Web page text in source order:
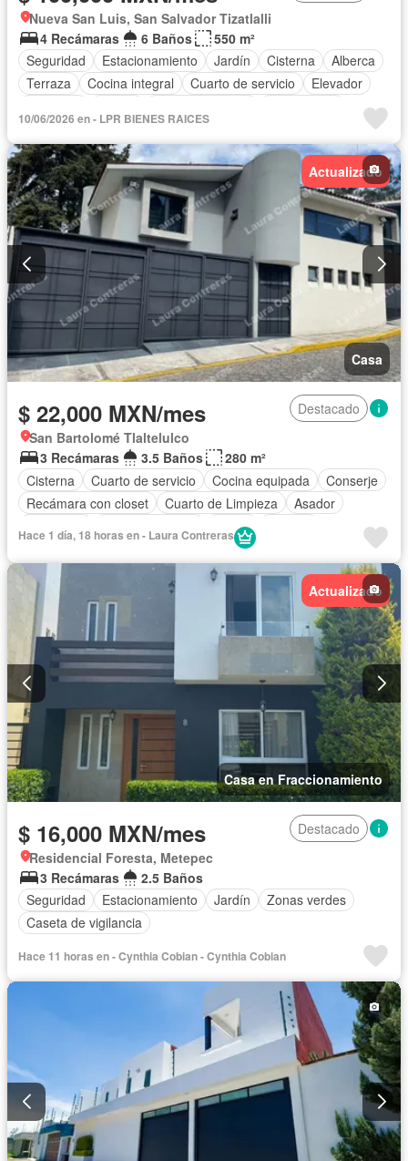
Nueva San Luis, San Salvador Tizatlalli
4 Recámaras
6 Baños
550 m²
Seguridad
Estacionamiento Jardín Cisterna
Alberca
Terraza
Cocina integral Cuarto de servicio
Elevador
Sala polivalente
Internet
Bodega
Circuito cerrado de televisión
Jacuzzi
Agua
Cuarto de Limpieza
Cancha de tenis
Televisión por cable
Gas natural
Asador Chimenea
Zonas verdes
Despacho
Vista panorámica
Recámara con closet
Caseta de vigilancia
Sauna Conserje
Permite mascotas
Permite niños
Solo familias
Completamente amueblado
10/06/2026 en - LPR BIENES RAICES
Actualizado
Casa
$ 22,000 MXN/mes
Destacado
San Bartolomé Tlaltelulco
3 Recámaras
3.5 Baños
280 m²
Cisterna
Cuarto de servicio Cocina equipada
Conserje
Recámara con closet
Cuarto de Limpieza
Asador
Jardín
Permite mascotas
Permite niños
Solo familias Sin amueblar
Hace 1 día, 18 horas en - Laura Contreras
Actualizado
Casa en Fraccionamiento
$ 16,000 MXN/mes
Destacado
Residencial Foresta, Metepec
3 Recámaras
2.5 Baños
Seguridad
Estacionamiento Jardín
Zonas verdes
Caseta de vigilancia
Hace 11 horas en - Cynthia Cobian - Cynthia Cobian